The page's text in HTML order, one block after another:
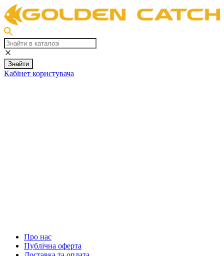
Знайти
Кабінет користувача
Про нас
Публічна оферта